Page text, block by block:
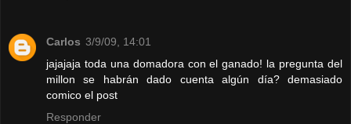
Carlos 3/9/09, 14:01
jajajaja toda una domadora con el ganado! la pregunta del
millon se habrán dado cuenta algún día? demasiado
comico el post
Responder